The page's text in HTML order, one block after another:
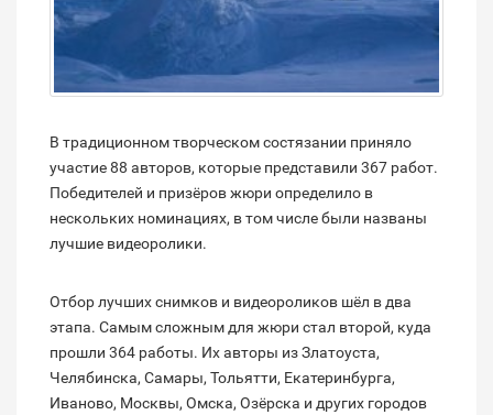
В традиционном творческом состязании приняло
участие 88 авторов, которые представили 367 работ.
Победителей и призёров жюри определило в
нескольких номинациях, в том числе были названы
лучшие видеоролики.
Отбор лучших снимков и видеороликов шёл в два
этапа. Самым сложным для жюри стал второй, куда
прошли 364 работы. Их авторы из Златоуста,
Челябинска, Самары, Тольятти, Екатеринбурга,
Иваново, Москвы, Омска, Озёрска и других городов